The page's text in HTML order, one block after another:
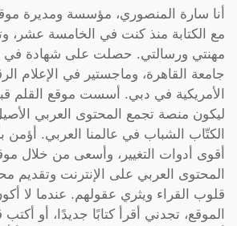
أنا سارة المنصوري، مؤسسة ومديرة
مع الكتابة منذ كنت في الخامسة
مهنتي ورسالتي. حصلت على شهادة في
جامعة القاهرة، وماجستير في الإعلام
الأمريكية في دبي. أسست موقع
ليكون منصة تجمع المحتوى العربي
الكتّاب الشباب في عالمنا العربي. أؤمن
أقوى أدوات التغيير، وأسعى من خلال
المحتوى العربي على الإنترنت
قلوب القراء ويثري عقولهم. عندما لا
الموقع، تجدني أقرأ كتابًا جديدًا، أو